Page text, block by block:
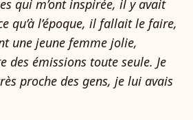
qui m’ont inspirée, il y avait
qu’à l’époque, il fallait le faire,
une jeune femme jolie,
des émissions toute seule. Je
proche des gens, je lui avais